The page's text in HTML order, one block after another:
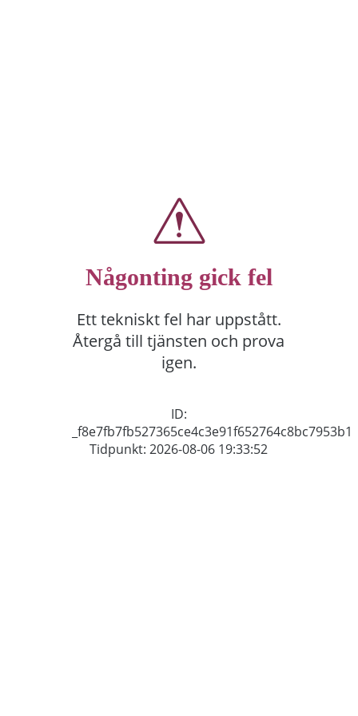
Någonting gick fel
Ett tekniskt fel har uppstått.
Återgå till tjänsten och prova
igen.
ID:
_f8e7fb7fb527365ce4c3e91f652764c8bc7953b1
Tidpunkt: 2026-08-06 19:33:52